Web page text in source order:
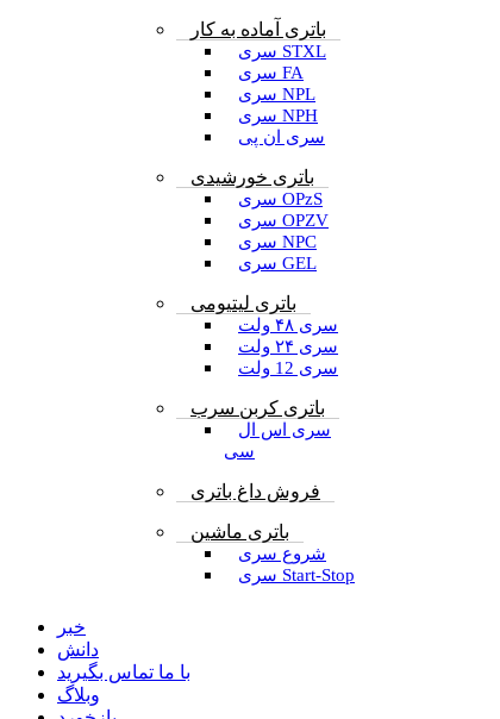
باتری آماده به کار
سری STXL
سری FA
سری NPL
سری NPH
سری ان پی
باتری خورشیدی
سری OPzS
سری OPZV
سری NPC
سری GEL
باتری لیتیومی
سری ۴۸ ولت
سری ۲۴ ولت
سری 12 ولت
باتری کربن سرب
سری اس ال
سی
فروش داغ باتری
باتری ماشین
شروع سری
سری Start-Stop
خبر
دانش
با ما تماس بگیرید
وبلاگ